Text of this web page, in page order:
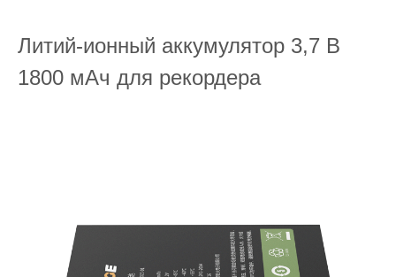
Литий-ионный аккумулятор 3,7 В
1800 мАч для рекордера